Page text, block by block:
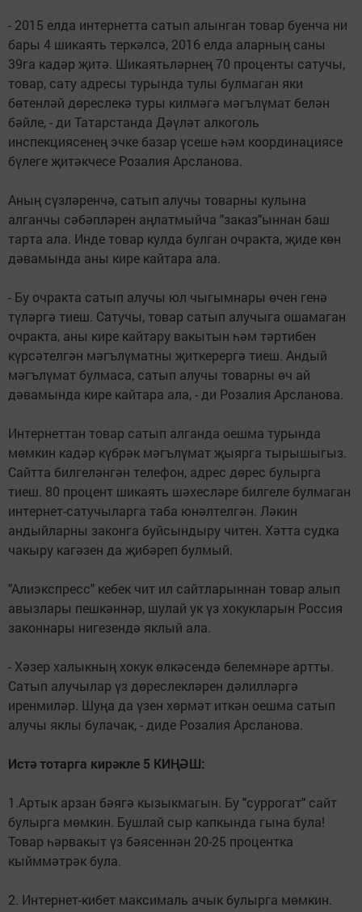
- 2015 елда интернетта сатып алынган товар буенча ни
бары 4 шикаять теркәлсә, 2016 елда аларның саны
39га кадәр җитә. Шикаятьләрнең 70 проценты сатучы,
товар, сату адресы турында тулы булмаган яки
бөтенләй дөреслекә туры килмәгә мәгълүмат белән
бәйле, - ди Татарстанда Дәүләт алкоголь
инспекциясенең эчке базар үсеше һәм координациясе
бүлеге җитәкчесе Розалия Арсланова.
Аның сүзләренчә, сатып алучы товарны кулына
алганчы сәбәпләрен аңлатмыйча "заказ"ыннан баш
тарта ала. Инде товар кулда булган очракта, җиде көн
дәвамында аны кире кайтара ала.
- Бу очракта сатып алучы юл чыгымнары өчен генә
түләргә тиеш. Сатучы, товар сатып алучыга ошамаган
очракта, аны кире кайтару вакытын һәм тәртибен
күрсәтелгән мәгълүматны җиткерергә тиеш. Андый
мәгълүмат булмаса, сатып алучы товарны өч ай
дәвамында кире кайтара ала, - ди Розалия Арсланова.
Интернеттан товар сатып алганда оешма турында
мөмкин кадәр күбрәк мәгълүмат җыярга тырышыгыз.
Сайтта билгеләнгән телефон, адрес дөрес булырга
тиеш. 80 процент шикаять шәхесләре билгеле булмаган
интернет-сатучыларга таба юнәлтелгән. Ләкин
андыйларны законга буйсындыру читен. Хәтта судка
чакыру кагәзен да җибәреп булмый.
"Алиэкспресс" кебек чит ил сайтларыннан товар алып
авызлары пешкәннәр, шулай ук үз хокукларын Россия
законнары нигезендә яклый ала.
- Хәзер халыкның хокук өлкәсендә белемнәре артты.
Сатып алучылар үз дөреслекләрен дәлилләргә
иренмиләр. Шуңа да үзен хөрмәт иткән оешма сатып
алучы яклы булачак, - диде Розалия Арсланова.
Истә тотарга кирәкле 5 КИҢӘШ:
1.Артык арзан бәягә кызыкмагын. Бу "суррогат" сайт
булырга мөмкин. Бушлай сыр капкында гына була!
Товар һәрвакыт үз бәясеннән 20-25 процентка
кыйммәтрәк була.
2. Интернет-кибет максималь ачык булырга мөмкин.